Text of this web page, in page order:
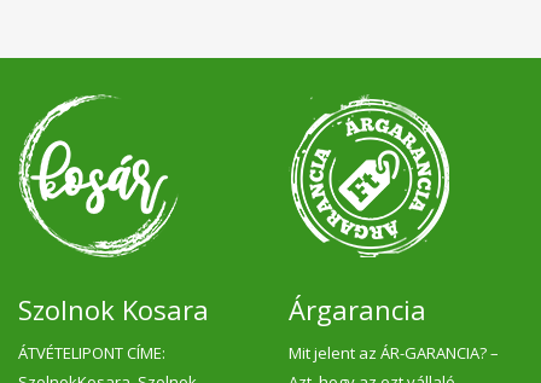
Szolnok Kosara
ÁTVÉTELIPONT CÍME:
Árgarancia
Mit jelent az ÁR-GARANCIA? –